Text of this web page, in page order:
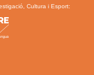
Cultura i Esport: